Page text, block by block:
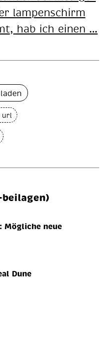
lam­pen­schirm
hab ich ei­nen …
url
Mögliche neue
Dune